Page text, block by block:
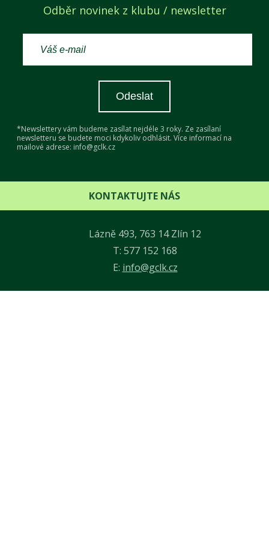
Odběr novinek z klubu / newsletter
Odeslat
*Newslettery vám budeme zasílat nejdéle 3 roky. Ze zasílaní
newsletteru se budete moci kdykoliv odhlásit. Více informací na
mailové adrese: info@gclk.cz
KONTAKTUJTE NÁS
Lázně 493, 763 14 Zlín 12
T: 577 152 168
E: info@gclk.cz